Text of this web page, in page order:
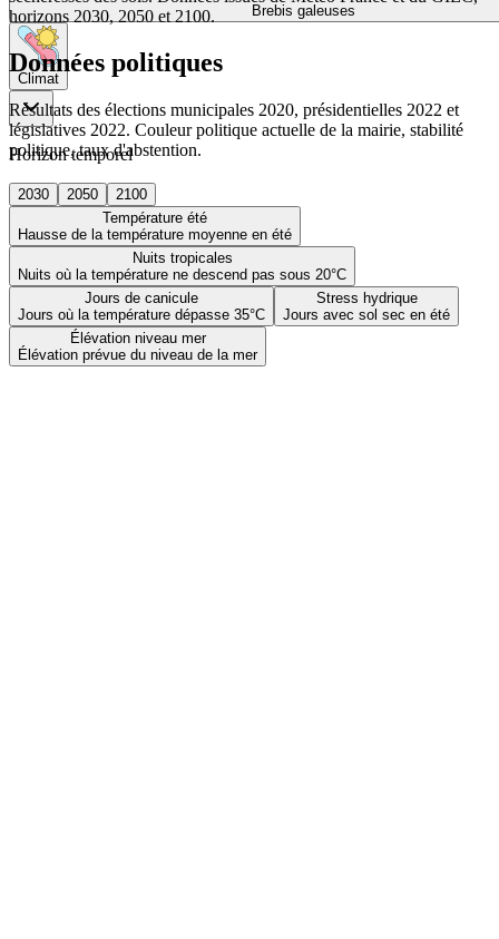
Brebis galeuses
Climat
Horizon temporel
2030 2050
2100
Température été
Hausse de la température moyenne en été
Nuits tropicales
Nuits où la température ne descend pas sous 20°C
Jours de canicule
Jours où la température dépasse 35°C
Stress hydrique
Jours avec sol sec en été
Élévation niveau mer
Élévation prévue du niveau de la mer
horizons 2030, 2050 et 2100.
Données politiques
Résultats des élections municipales 2020, présidentielles 2022 et
législatives 2022. Couleur politique actuelle de la mairie, stabilité
politique, taux d'abstention.